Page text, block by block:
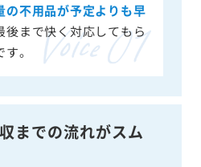
の不用品が予定よりも早
後まで快く対応してもら
。
までの流れがスム